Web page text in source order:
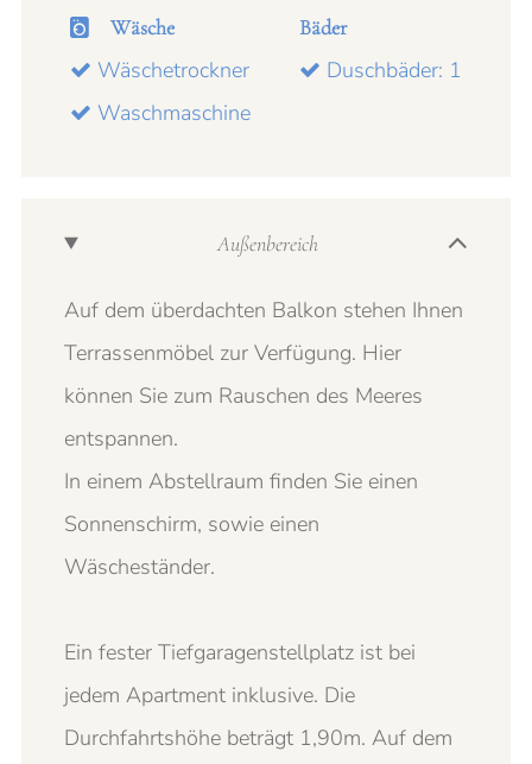
Wäsche
Wäschetrockner
Waschmaschine
Bäder
Duschbäder: 1
Außenbereich
Auf dem überdachten Balkon stehen Ihnen
Terrassenmöbel zur Verfügung. Hier
können Sie zum Rauschen des Meeres
entspannen.
In einem Abstellraum finden Sie einen
Sonnenschirm, sowie einen
Wäscheständer.
Ein fester Tiefgaragenstellplatz ist bei
jedem Apartment inklusive. Die
Durchfahrtshöhe beträgt 1,90m. Auf dem